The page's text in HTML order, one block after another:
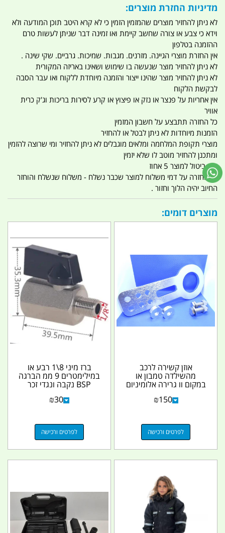
מדיניות החזרת מוצרים:
לא ניתן להחזיר מוצרים שהמזמין הזמין כי לא קרא היטב תוכן המודעה ולא
וידא כי צבע או צורה שחשב קיימת ואו זמינה דבר שניתן לעשות טרם
ההזמנה בטלפון
אין החזרת מוצרי הגיינה. מזרנים. מגבות. שמיכות. גרביים. שקי שינה .
לא ניתן להחזיר מוצר שנעשה בו שימוש ושאינו באריזה המקורית
לא ניתן להחזיר מוצר שהינו ייצור והזמנה מיוחדת ללקוח ואו עבר הסבה
לבקשת הלקוח
אין אחריות על פנצר או נזק או פיצוץ או קרע לסירות בריכות וג'ק כרית
אוויר
כל החזרה תתבצע על חשבון המזמין
הזמנות מיוחדות לא ניתן לבטל או להחזיר
מוצרי תקופת המלחמה ומלאים מוגבלים לא ניתן להחזיר ומי שרוצה להזמין
ומתכנן להחזיר מוטב לו שלא יזמין
דמי ביטול למוצר 5 אחוז
אין החזרה על דמי משלוח למוצר שכבר נשלח - משלוח שנשלח והוחזר
החיוב יהיה הלוך וחזור .
מוצרים דומים:
אוזן קשירה לרכב
מהשילדה טמבון או
במקום וו גרירה אלומיניום
לא מיועד לחילוץ בעומס
₪150
לפרטים ורכישה
ברז מיני 8\1 רבע או
במילימטרים 9 ממ הברגה
BSP נקבה ונגדי זכר
קמפינג לייף
₪30
לפרטים ורכישה